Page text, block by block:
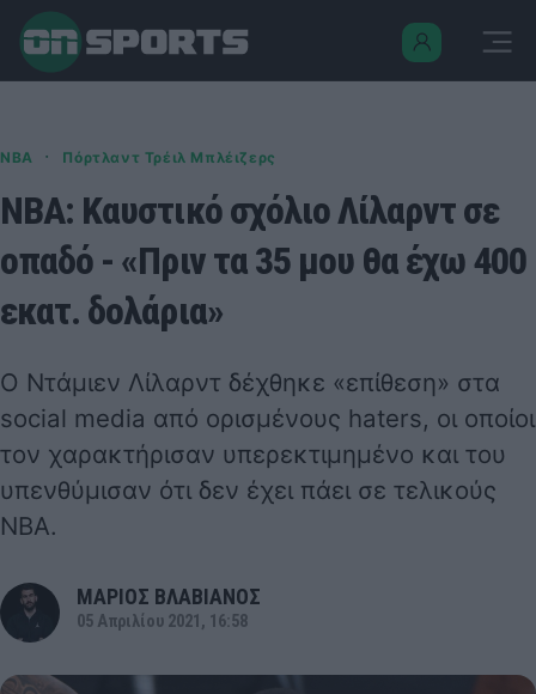
NBA · Πόρτλαντ Τρέιλ Μπλέιζερς
NBA: Καυστικό σχόλιο Λίλαρντ σε
οπαδό - «Πριν τα 35 μου θα έχω 400
εκατ. δολάρια»
Ο Ντάμιεν Λίλαρντ δέχθηκε «επίθεση» στα
social media από ορισμένους haters, oι οποίοι
τον χαρακτήρισαν υπερεκτιμημένο και του
υπενθύμισαν ότι δεν έχει πάει σε τελικούς
ΝΒΑ.
ΜΑΡΙΟΣ ΒΛΑΒΙΑΝΟΣ
05 Απριλίου 2021, 16:58